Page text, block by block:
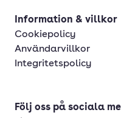
Information & villkor
Cookiepolicy
Användarvillkor
Integritetspolicy
Följ oss på sociala